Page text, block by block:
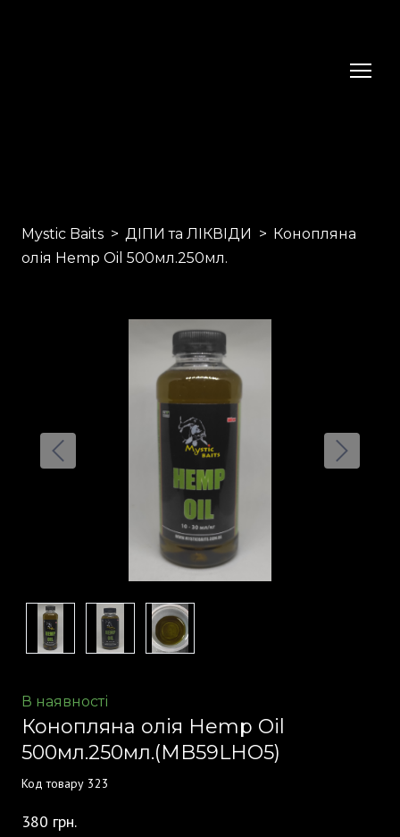
Mystic Baits ДІПИ та ЛІКВІДИ
Конопляна
олія Hemp Oil 500мл.250мл.
В наявності
Конопляна олія Hemp Oil
500мл.250мл.(MB59LHO5)
Код товару 323
380 грн.